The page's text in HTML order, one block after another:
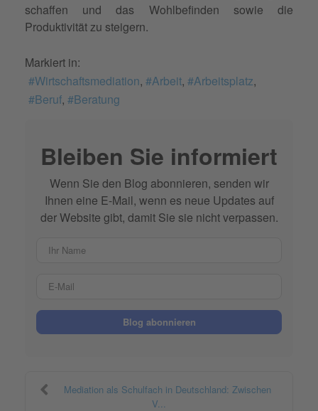
schaffen und das Wohlbefinden sowie die
Produktivität zu steigern.
Markiert in:
Wirtschaftsmediation
Arbeit
Arbeitsplatz
Beruf
Beratung
Bleiben Sie informiert
Wenn Sie den Blog abonnieren, senden wir
Ihnen eine E-Mail, wenn es neue Updates auf
der Website gibt, damit Sie sie nicht verpassen.
Blog abonnieren
Mediation als Schulfach in Deutschland: Zwischen
V...